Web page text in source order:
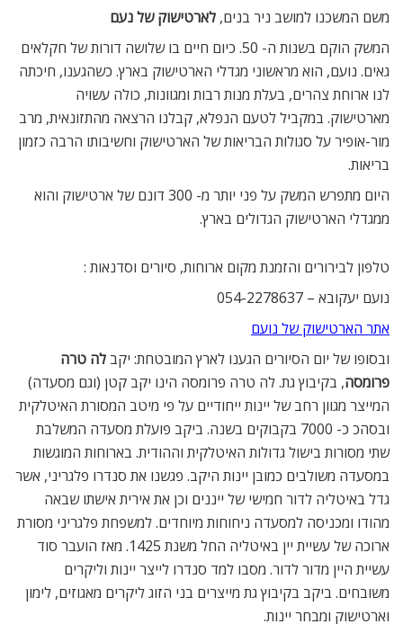
משם המשכנו למושב ניר בנים, לארטישוק של נעם
המשק הוקם בשנות ה- 50. כיום חיים בו שלושה דורות של חקלאים
גאים. נועם, הוא מראשוני מגדלי הארטישוק בארץ. כשהגענו, חיכתה
לנו ארוחת צהרים, בעלת מנות רבות ומגוונות, כולה עשויה
מארטישוק. במקביל לטעם הנפלא, קבלנו הרצאה מהתזונאית, מרב
מור-אופיר על סגולות הבריאות של הארטישוק וחשיבותו הרבה כזמון
בריאות.
היום מתפרש המשק על פני יותר מ- 300 דונם של ארטישוק והוא
ממגדלי הארטישוק הגדולים בארץ.
טלפון לבירורים והזמנת מקום ארוחות, סיורים וסדנאות :
נועם יעקובא – 054-2278637
אתר הארטישוק של נועם
ובסופו של יום הסיורים הגענו לארץ המובטחת: יקב לה טרה
פרומסה, בקיבוץ גת. לה טרה פרומסה הינו יקב קטן (וגם מסעדה)
המייצר מגוון רחב של יינות ייחודיים על פי מיטב המסורת האיטלקית
ובסהכ כ- 7000 בקבוקים בשנה. ביקב פועלת מסעדה המשלבת
שתי מסורות בישול גדולות האיטלקית וההודית. בארוחות המוגשות
במסעדה משולבים כמובן יינות היקב. פגשנו את סנדרו פלגריני, אשר
גדל באיטליה לדור חמישי של ייננים וכן את אירית אישתו שבאה
מהודו ומכניסה למסעדה ניחוחות מיוחדים. למשפחת פלגריני מסורת
ארוכה של עשיית יין באיטליה החל משנת 1425. מאז הועבר סוד
עשיית היין מדור לדור. מסבו למד סנדרו לייצר יינות וליקרים
משובחים. ביקב בקיבוץ גת מייצרים בני הזוג ליקרים מאגוזים, לימון
וארטישוק ומבחר יינות.